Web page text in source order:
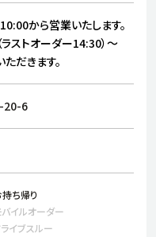
索
報
から営業いたします。
ストオーダー14:30）～
だきます。
20-6
持ち帰り
バイルオーダー
ライブスルー